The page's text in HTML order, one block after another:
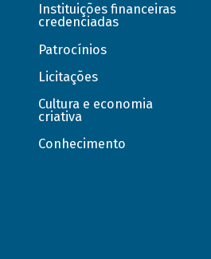
Instituições financeiras
credenciadas
Patrocínios
Licitações
Cultura e economia
criativa
Conhecimento